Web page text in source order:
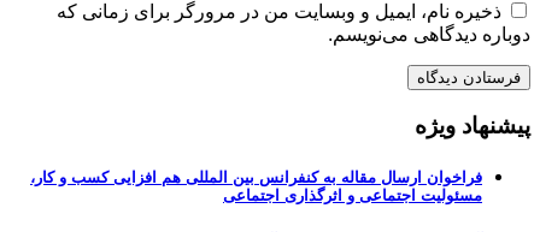
ذخیره نام، ایمیل و وبسایت من در مرورگر برای زمانی که
دوباره دیدگاهی می‌نویسم.
پیشنهاد ویژه
فراخوان ارسال مقاله به کنفرانس بین المللی هم افزایی کسب و کار،
مسئولیت اجتماعی و اثرگذاری اجتماعی